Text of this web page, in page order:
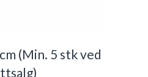
(Min. 5 stk ved